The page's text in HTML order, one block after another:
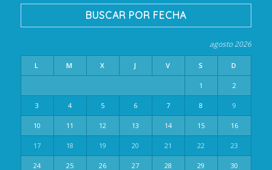
BUSCAR POR FECHA
agosto 2026
L M X J V S D
1 2
3 4 5 6 7 8 9
10 11 12 13 14 15 16
17 18 19 20 21 22 23
24 25 26 27 28 29 30